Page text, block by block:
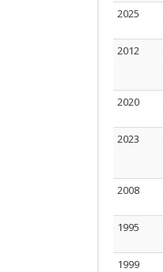
2025
2012
2020
2023
2008
1995
1999